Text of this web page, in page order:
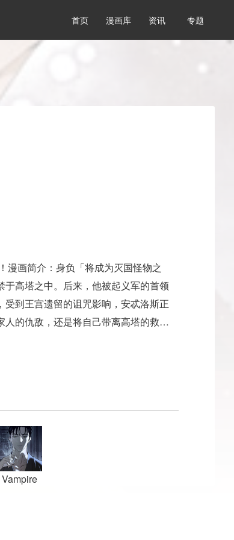
首页 漫画库 资讯 专题
漫画简介：身负「将成为灭国怪物之
高塔之中。后来，他被起义军的首领
到王宫遗留的诅咒影响，安忒洛斯正
的仇敌，还是将自己带离高塔的救命
Vampire